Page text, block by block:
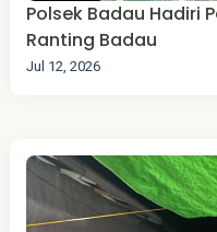
Polsek Badau Hadiri
Ranting Badau
Jul 12, 2026